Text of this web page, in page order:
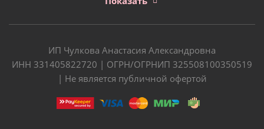
ИП Чулкова Анастасия Александровна
ИНН 331405822720 | ОГРН/ОГРНИП 325508100350519
| Не является публичной офертой